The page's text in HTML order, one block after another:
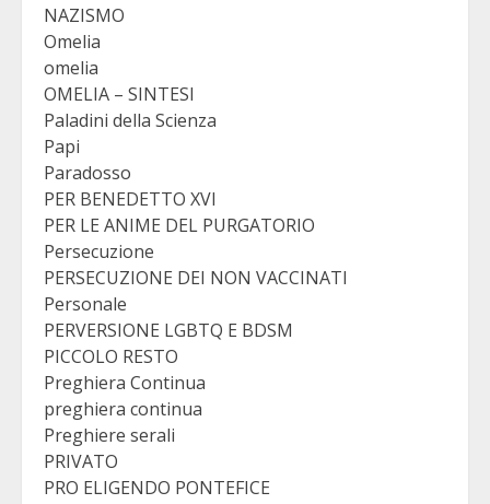
NAZISMO
Omelia
omelia
OMELIA – SINTESI
Paladini della Scienza
Papi
Paradosso
PER BENEDETTO XVI
PER LE ANIME DEL PURGATORIO
Persecuzione
PERSECUZIONE DEI NON VACCINATI
Personale
PERVERSIONE LGBTQ E BDSM
PICCOLO RESTO
Preghiera Continua
preghiera continua
Preghiere serali
PRIVATO
PRO ELIGENDO PONTEFICE